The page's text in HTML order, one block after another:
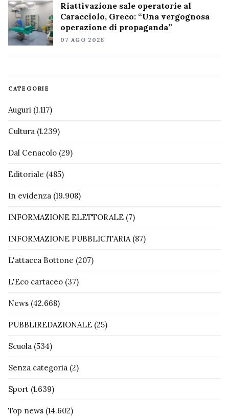
Riattivazione sale operatorie al
Caracciolo, Greco: “Una vergognosa
operazione di propaganda”
07 AGO 2026
CATEGORIE
Auguri (1.117)
Cultura (1.239)
Dal Cenacolo (29)
Editoriale (485)
In evidenza (19.908)
INFORMAZIONE ELETTORALE (7)
INFORMAZIONE PUBBLICITARIA(87)
L'attacca Bottone (207)
L'Eco cartaceo (37)
News (42.668)
PUBBLIREDAZIONALE (25)
Scuola (534)
Senza categoria (2)
Sport (1.639)
Top news (14.602)